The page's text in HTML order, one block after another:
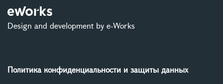
Design and development by e-Works
Политика конфиденциальности и защиты данных